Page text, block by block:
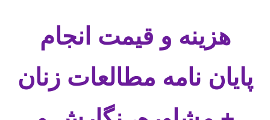
هزینه و قیمت انجام
پایان نامه مطالعات زنان